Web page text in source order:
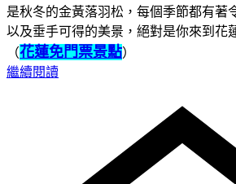
是秋冬的金黃落羽松，每個季節都有著
以及垂手可得的美景，絕對是你來到花
（花蓮免門票景點）
繼續閱讀